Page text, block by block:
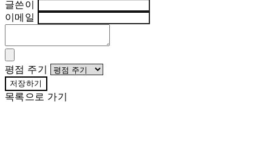
글쓴이
이메일
평점 주기
저장하기
목록으로 가기